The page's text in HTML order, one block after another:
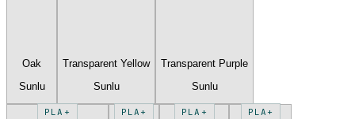
Oak
Sunlu
Transparent Yellow
Sunlu
Transparent Purple
Sunlu
PLA+ PLA+ PLA+ PLA+